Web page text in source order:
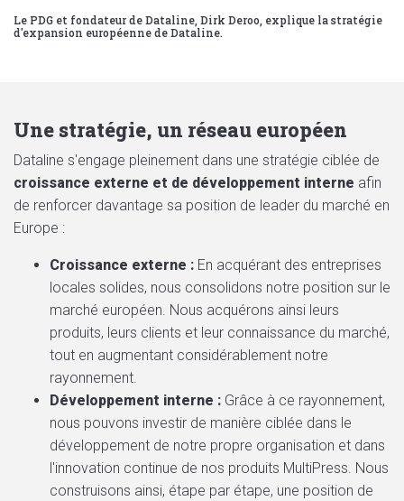
Le PDG et fondateur de Dataline, Dirk Deroo, explique la stratégie
d'expansion européenne de Dataline.
Une stratégie, un réseau européen
Dataline s'engage pleinement dans une stratégie ciblée de
croissance externe et de développement interne afin
de renforcer davantage sa position de leader du marché en
Europe :
Croissance externe : En acquérant des entreprises
locales solides, nous consolidons notre position sur le
marché européen. Nous acquérons ainsi leurs
produits, leurs clients et leur connaissance du marché,
tout en augmentant considérablement notre
rayonnement.
Développement interne : Grâce à ce rayonnement,
nous pouvons investir de manière ciblée dans le
développement de notre propre organisation et dans
l'innovation continue de nos produits MultiPress. Nous
construisons ainsi, étape par étape, une position de